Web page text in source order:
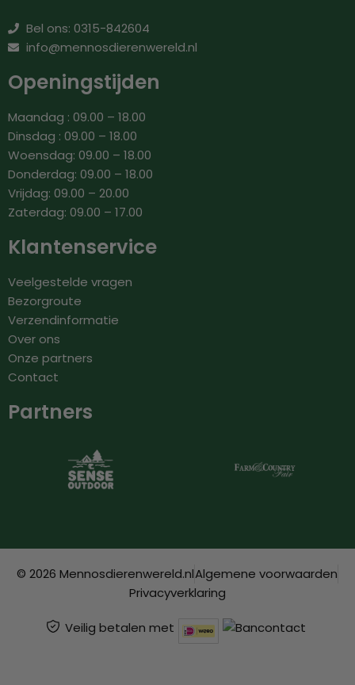
Bel ons: 0315-842604
info@mennosdierenwereld.nl
Openingstijden
Maandag : 09.00 – 18.00
Dinsdag : 09.00 – 18.00
Woensdag: 09.00 – 18.00
Donderdag: 09.00 – 18.00
Vrijdag: 09.00 – 20.00
Zaterdag: 09.00 – 17.00
Klantenservice
Veelgestelde vragen
Bezorgroute
Verzendinformatie
Over ons
Onze partners
Contact
Partners
© 2026 Mennosdierenwereld.nlAlgemene voorwaarden
Privacyverklaring
Veilig betalen met